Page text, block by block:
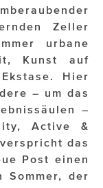
Zeller
urbane
Kunst auf
Hier
– um das
–
Active &
das
Post einen
Sommer, der